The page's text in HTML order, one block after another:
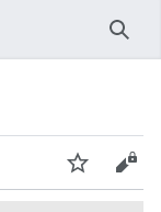
VigilarVer